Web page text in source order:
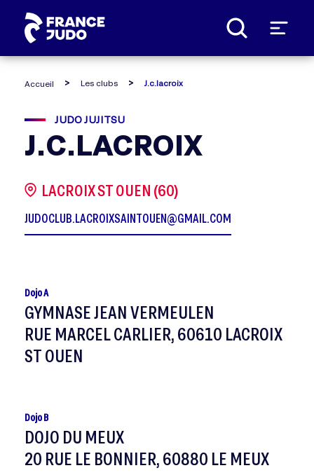
Accueil Les clubs J.c.lacroix
JUDO JUJITSU
J.C.LACROIX
LACROIX ST OUEN (60)
JUDOCLUB.LACROIXSAINTOUEN@GMAIL.COM
Dojo A
GYMNASE JEAN VERMEULEN
RUE MARCEL CARLIER, 60610 LACROIX
ST OUEN
Dojo B
DOJO DU MEUX
20 RUE LE BONNIER, 60880 LE MEUX